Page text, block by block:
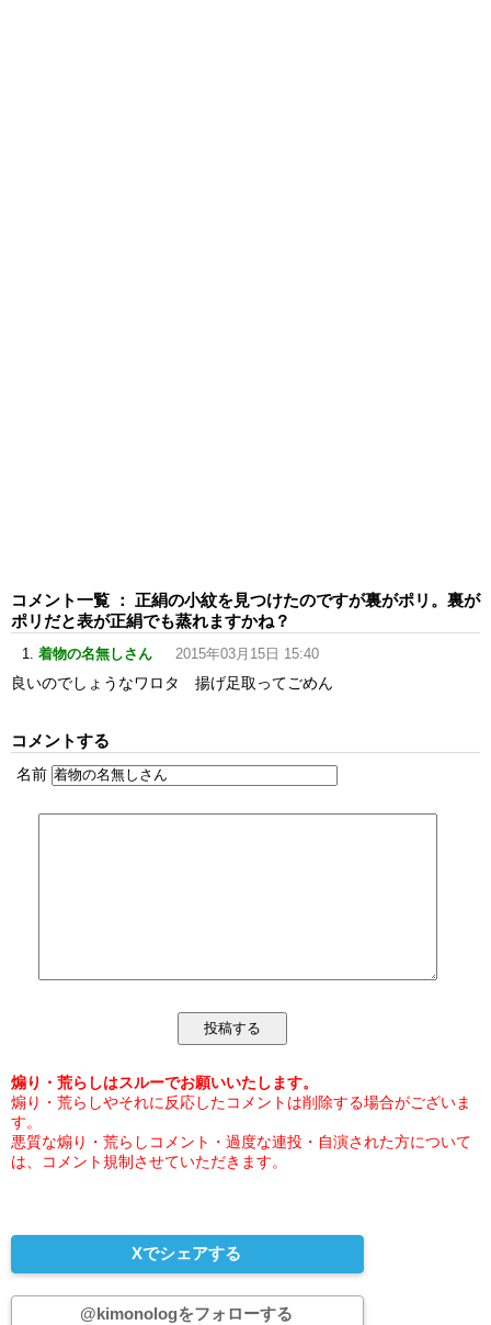
コメント一覧 ： 正絹の小紋を見つけたのですが裏がポリ。裏が
ポリだと表が正絹でも蒸れますかね？
着物の名無しさん 2015年03月15日 15:40
良いのでしょうなワロタ 揚げ足取ってごめん
コメントする
名前
煽り・荒らしはスルーでお願いいたします。
煽り・荒らしやそれに反応したコメントは削除する場合がございま
す。
悪質な煽り・荒らしコメント・過度な連投・自演された方について
は、コメント規制させていただきます。
Xでシェアする
@kimonologをフォローする